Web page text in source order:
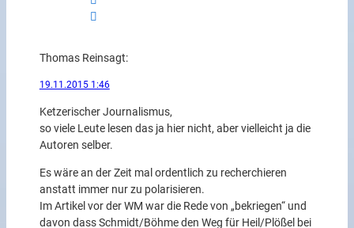
Thomas Reinsagt:
19.11.2015 1:46
Ketzerischer Journalismus,
so viele Leute lesen das ja hier nicht, aber vielleicht ja die
Autoren selber.
Es wäre an der Zeit mal ordentlich zu recherchieren
anstatt immer nur zu polarisieren.
Im Artikel vor der WM war die Rede von „bekriegen“ und
davon dass Schmidt/Böhme den Weg für Heil/Plößel bei